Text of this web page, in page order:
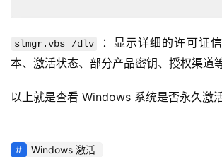
slmgr.vbs /dlv
：显示详细的许可证
本、激活状态、部分产品密钥、授权渠道
以上就是查看 Windows 系统是否永久激活
Windows 激活